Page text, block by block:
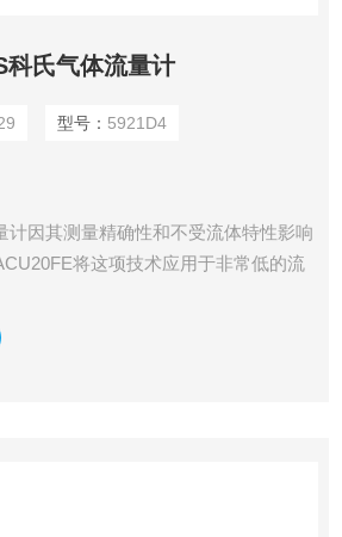
科氏气体流量计
型号： 5921D4
计因其测量精确性和不受流体特性影响
将这项技术应用于非常低的流